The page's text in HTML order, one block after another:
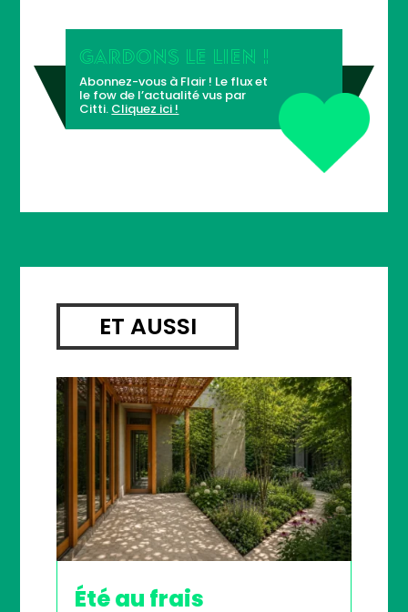
GARDONS LE LIEN !
Abonnez-vous à Flair ! Le flux et
le fow de l’actualité vus par
Citti. Cliquez ici !
ET AUSSI
Été au frais